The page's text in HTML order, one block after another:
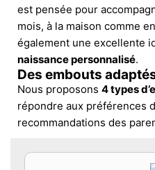
est pensée pour
mois, à la maison comme
également une excellente
naissance personnalisé.
Des embouts
Nous proposons 4 types
répondre aux préférences
recommandations des